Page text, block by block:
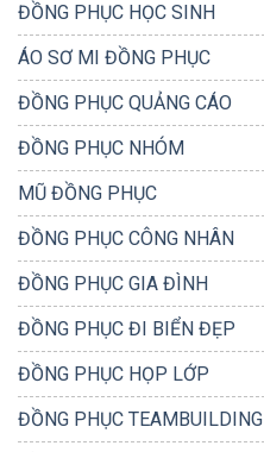
ĐỒNG PHỤC HỌC SINH
ÁO SƠ MI ĐỒNG PHỤC
ĐỒNG PHỤC QUẢNG CÁO
ĐỒNG PHỤC NHÓM
MŨ ĐỒNG PHỤC
ĐỒNG PHỤC CÔNG NHÂN
ĐỒNG PHỤC GIA ĐÌNH
ĐỒNG PHỤC ĐI BIỂN ĐẸP
ĐỒNG PHỤC HỌP LỚP
ĐỒNG PHỤC TEAMBUILDING